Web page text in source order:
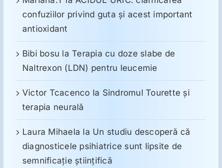
confuziilor privind guta și acest important
antioxidant
Bibi bosu laTerapia cu doze slabe de
Naltrexon (LDN) pentru leucemie
Victor Tcacenco la Sindromul Tourette şi
terapia neurală
Laura Mihaela la Un studiu descoperă că
diagnosticele psihiatrice sunt lipsite de
semnificație științifică